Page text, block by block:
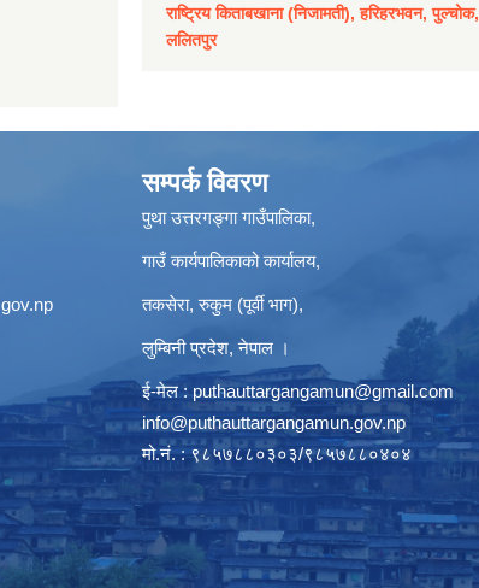
राष्ट्रिय किताबखाना (निजामती), हरिहरभवन, पुल्चोक,
ललितपुर
सम्पर्क विवरण
पुथा उत्तरगङ्गा गाउँपालिका,
गाउँ कार्यपालिकाको कार्यालय,
तकसेरा, रुकुम (पूर्वी भाग),
लुम्बिनी प्रदेश, नेपाल ।
ई-मेल : puthauttargangamun@gmail.com
info@puthauttargangamun.gov.np
मो.नं. : ९८५७८८०३०३/९८५७८८०४०४